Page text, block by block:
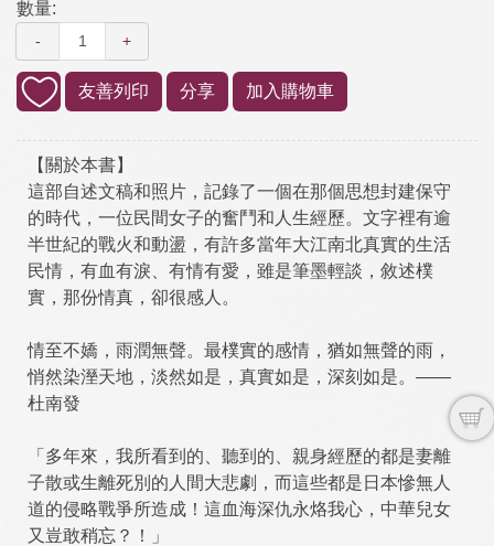
數量:
- +
友善列印 分享 加入購物車
【關於本書】
這部自述文稿和照片，記錄了一個在那個思想封建保守
的時代，一位民間女子的奮鬥和人生經歷。文字裡有逾
半世紀的戰火和動盪，有許多當年大江南北真實的生活
民情，有血有淚、有情有愛，雖是筆墨輕談，敘述樸
實，那份情真，卻很感人。
情至不嬌，雨潤無聲。最樸實的感情，猶如無聲的雨，
悄然染溼天地，淡然如是，真實如是，深刻如是。——
杜南發
「多年來，我所看到的、聽到的、親身經歷的都是妻離
子散或生離死別的人間大悲劇，而這些都是日本慘無人
道的侵略戰爭所造成！這血海深仇永烙我心，中華兒女
又豈敢稍忘？！」